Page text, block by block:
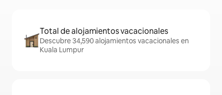
Total de alojamientos vacacionales
Descubre 34,590 alojamientos vacacionales en
Kuala Lumpur